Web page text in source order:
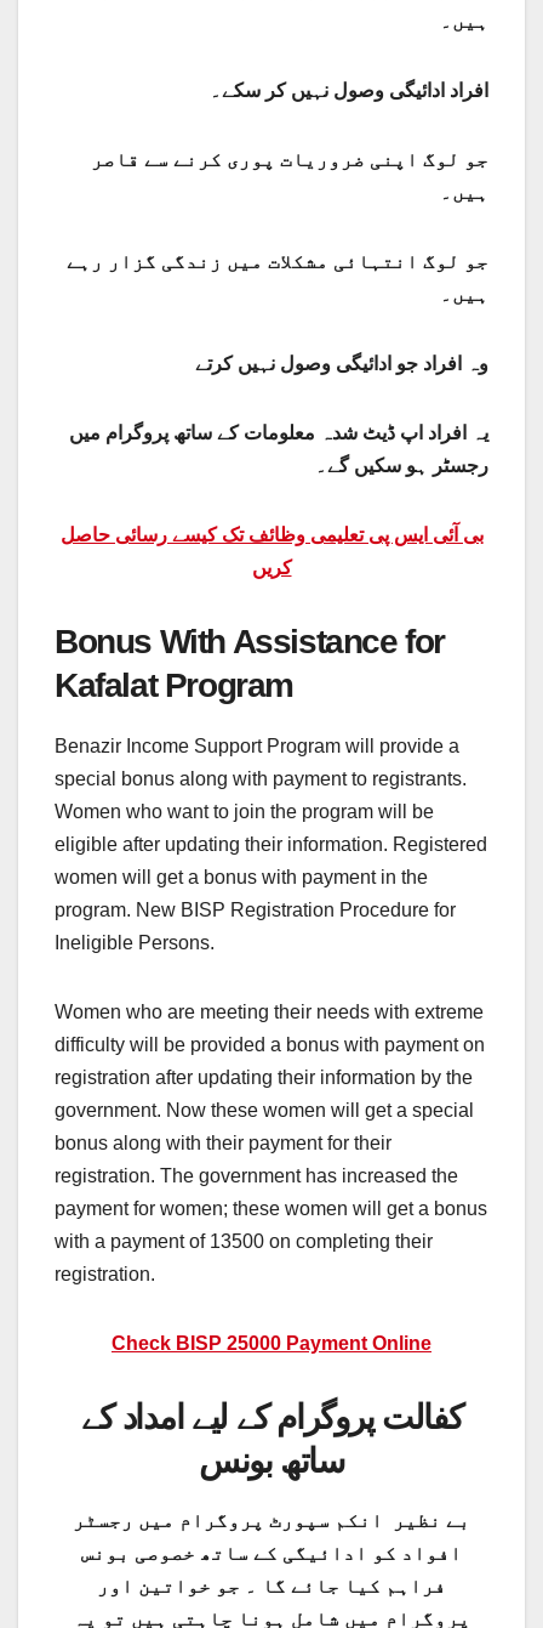
ہیں۔
افراد ادائیگی وصول نہیں کر سکے۔
جو لوگ اپنی ضروریات پوری کرنے سے قاصر
ہیں۔
جو لوگ انتہائی مشکلات میں زندگی گزار رہے
ہیں۔
وہ افراد جو ادائیگی وصول نہیں کرتے
یہ افراد اپ ڈیٹ شدہ معلومات کے ساتھ پروگرام میں
رجسٹر ہو سکیں گے۔
بی آئی ایس پی تعلیمی وظائف تک کیسے رسائی حاصل
کریں
Bonus With Assistance for
Kafalat Program
Benazir Income Support Program will provide a
special bonus along with payment to registrants.
Women who want to join the program will be
eligible after updating their information. Registered
women will get a bonus with payment in the
program. New BISP Registration Procedure for
Ineligible Persons.
Women who are meeting their needs with extreme
difficulty will be provided a bonus with payment on
registration after updating their information by the
government. Now these women will get a special
bonus along with their payment for their
registration. The government has increased the
payment for women; these women will get a bonus
with a payment of 13500 on completing their
registration.
Check BISP 25000 Payment Online
کفالت پروگرام کے لیے امداد کے
ساتھ بونس
بے نظیر انکم سپورٹ پروگرام میں رجسٹر
افواد کو ادائیگی کے ساتھ خصوصی بونس
فراہم کیا جائے گا ۔ جو خواتین اور
پروگرام میں شامل ہونا چاہتی ہیں تو یہ